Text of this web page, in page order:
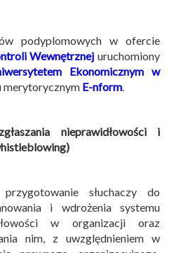
podyplomowych w ofercie
Wewnętrznej uruchomiony
Ekonomicznym w
merytorycznym E-nform.
nieprawidłowości i
słuchaczy do
i wdrożenia systemu
w organizacji oraz
nim, z uwzględnieniem w